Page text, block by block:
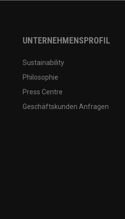
UNTERNEHMENSPROFIL
Sustainability
Philosophie
Press Centre
Geschäftskunden Anfragen